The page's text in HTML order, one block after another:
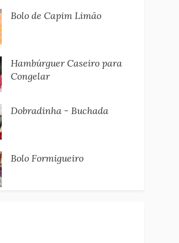
Bolo de Capim Limão
Hambúrguer Caseiro para
Congelar
Dobradinha - Buchada
Bolo Formigueiro